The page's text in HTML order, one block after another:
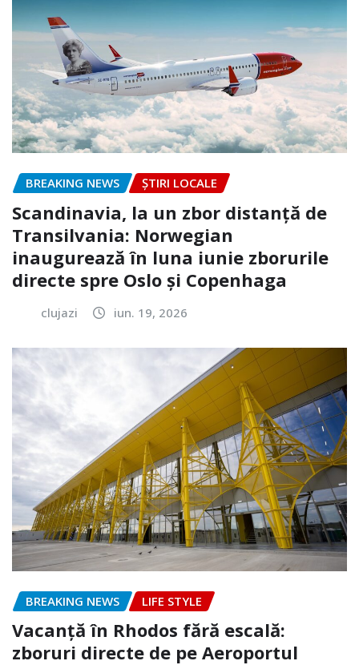
BREAKING NEWS ȘTIRI LOCALE
Scandinavia, la un zbor distanță de
Transilvania: Norwegian
inaugurează în luna iunie zborurile
directe spre Oslo și Copenhaga
clujazi iun. 19, 2026
BREAKING NEWS LIFE STYLE
Vacanță în Rhodos fără escală:
zboruri directe de pe Aeroportul